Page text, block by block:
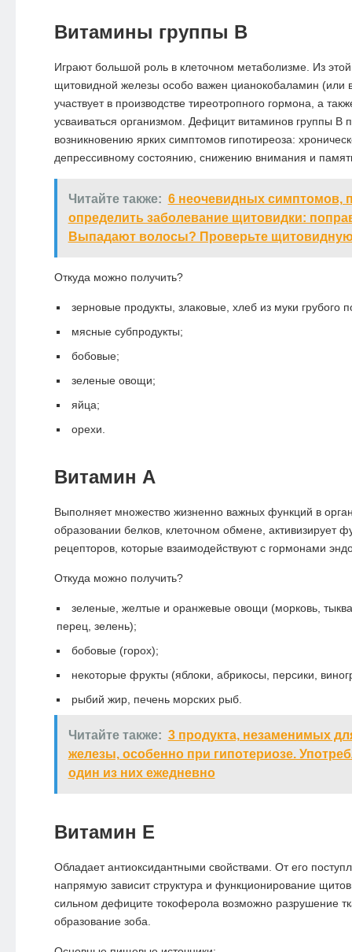
Витамины группы В
Играют большой роль в клеточном метаболизме. Из
щитовидной железы особо важен цианокобаламин (или
участвует в производстве тиреотропного гормона, а
усваиваться организмом. Дефицит витаминов группы В
возникновению ярких симптомов гипотиреоза:
депрессивному состоянию, снижению внимания и
Читайте также: 6 неочевидных симптомов,
определить заболевание щитовидки:
Выпадают волосы? Проверьте
Откуда можно получить?
зерновые продукты, злаковые, хлеб из муки грубого
мясные субпродукты;
бобовые;
зеленые овощи;
яйца;
орехи.
Витамин А
Выполняет множество жизненно важных функций в
образовании белков, клеточном обмене, активизирует
рецепторов, которые взаимодействуют с гормонами
Откуда можно получить?
зеленые, желтые и оранжевые овощи (морковь,
перец, зелень);
бобовые (горох);
некоторые фрукты (яблоки, абрикосы, персики,
рыбий жир, печень морских рыб.
Читайте также: 3 продукта, незаменимых
железы, особенно при гипотериозе.
один из них ежедневно
Витамин Е
Обладает антиоксидантными свойствами. От его
напрямую зависит структура и функционирование
сильном дефиците токоферола возможно разрушение
образование зоба.